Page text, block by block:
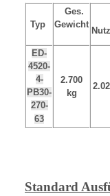
Typ
Ges.
Gewicht
ED-
4520-
4-
PB30-
270-
63
2.700
kg
Standard